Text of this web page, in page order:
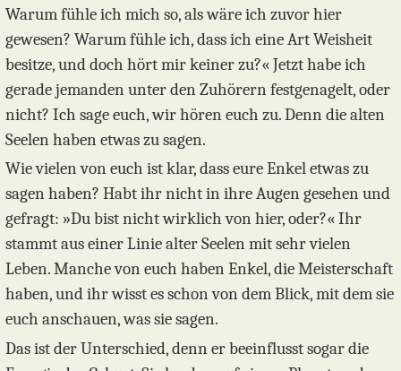
Warum fühle ich mich so, als wäre ich zuvor hier
gewesen? Warum fühle ich, dass ich eine Art Weisheit
besitze, und doch hört mir keiner zu?« Jetzt habe ich
gerade jemanden unter den Zuhörern festgenagelt, oder
nicht? Ich sage euch, wir hören euch zu. Denn die alten
Seelen haben etwas zu sagen.
Wie vielen von euch ist klar, dass eure Enkel etwas zu
sagen haben? Habt ihr nicht in ihre Augen gesehen und
gefragt: »Du bist nicht wirklich von hier, oder?« Ihr
stammt aus einer Linie alter Seelen mit sehr vielen
Leben. Manche von euch haben Enkel, die Meisterschaft
haben, und ihr wisst es schon von dem Blick, mit dem sie
euch anschauen, was sie sagen.
Das ist der Unterschied, denn er beeinflusst sogar die